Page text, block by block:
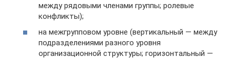
между рядовыми членами группы; ролевые
конфликты);
на межгрупповом уровне (вертикальный — между
подразделениями разного уровня
организационной структуры; горизонтальный —